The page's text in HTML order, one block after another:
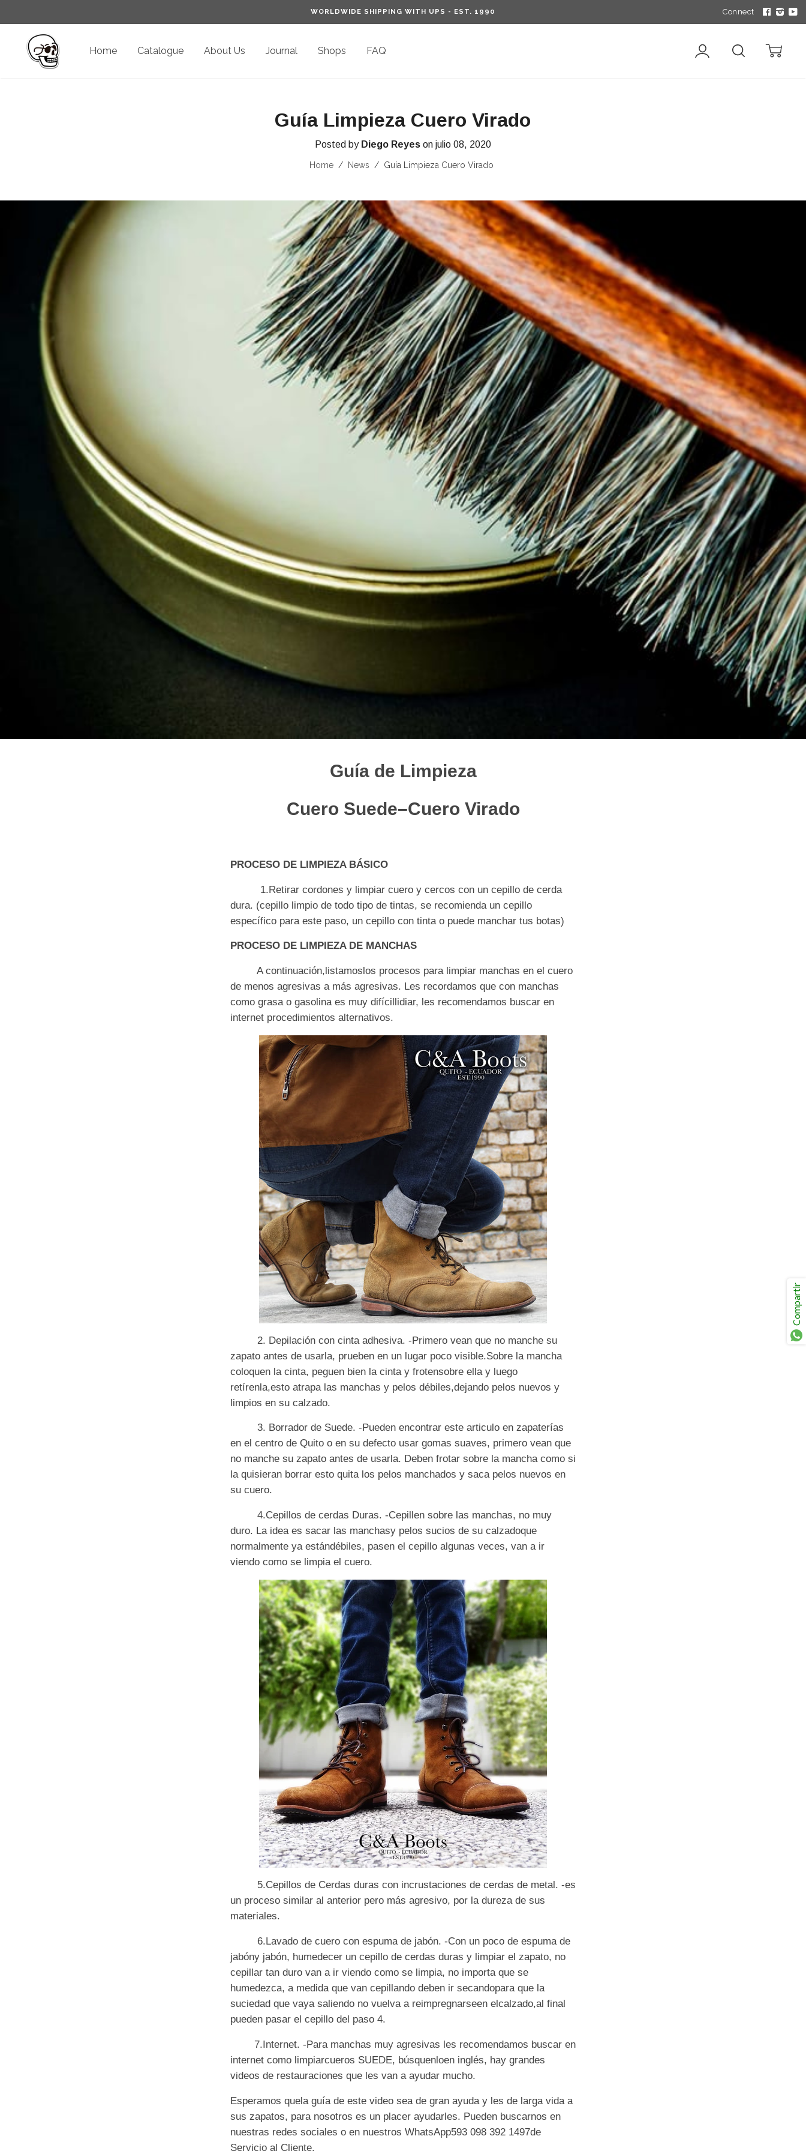
WORLDWIDE SHIPPING WITH UPS - EST. 1990 Connect
Home Catalogue About Us Journal Shops FAQ
Escribenos! en el Botón
de WhatsApp
Recibe cupones:
- Descuentos
- Tip y Reviews de Moda
- Cuidado del calzado
- Entradas de Eventos
- Regalos de la empresa
Subscribe
Guía Limpieza Cuero Virado
Posted by Diego Reyeson julio 08, 2020
Home / News / Guía Limpieza Cuero Virado
Guía de Limpieza
Cuero Suede–Cuero Virado
PROCESO DE LIMPIEZA BÁSICO
1.Retirar cordones y limpiar cuero y cercos con un cepillo de cerda
dura. (cepillo limpio de todo tipo de tintas, se recomienda un cepillo
específico para este paso, un cepillo con tinta o puede manchar tus botas)
PROCESO DE LIMPIEZA DE MANCHAS
A continuación,listamoslos procesos para limpiar manchas en el cuero
de menos agresivas a más agresivas. Les recordamos que con manchas
como grasa o gasolina es muy difícillidiar, les recomendamos buscar en
internet procedimientos alternativos.
2. Depilación con cinta adhesiva. -Primero vean que no manche su
zapato antes de usarla, prueben en un lugar poco visible.Sobre la mancha
coloquen la cinta, peguen bien la cinta y frotensobre ella y luego
retírenla,esto atrapa las manchas y pelos débiles,dejando pelos nuevos y
limpios en su calzado.
3. Borrador de Suede. -Pueden encontrar este articulo en zapaterías
en el centro de Quito o en su defecto usar gomas suaves, primero vean que
no manche su zapato antes de usarla. Deben frotar sobre la mancha como si
la quisieran borrar esto quita los pelos manchados y saca pelos nuevos en
su cuero.
4.Cepillos de cerdas Duras. -Cepillen sobre las manchas, no muy
duro. La idea es sacar las manchasy pelos sucios de su calzadoque
normalmente ya estándébiles, pasen el cepillo algunas veces, van a ir
viendo como se limpia el cuero.
5.Cepillos de Cerdas duras con incrustaciones de cerdas de metal. -es
un proceso similar al anterior pero más agresivo, por la dureza de sus
materiales.
6.Lavado de cuero con espuma de jabón. -Con un poco de espuma de
jabóny jabón, humedecer un cepillo de cerdas duras y limpiar el zapato, no
cepillar tan duro van a ir viendo como se limpia, no importa que se
humedezca, a medida que van cepillando deben ir secandopara que la
suciedad que vaya saliendo no vuelva a reimpregnarseen elcalzado,al final
pueden pasar el cepillo del paso 4.
7.Internet. -Para manchas muy agresivas les recomendamos buscar en
internet como limpiarcueros SUEDE, búsquenloen inglés, hay grandes
videos de restauraciones que les van a ayudar mucho.
Esperamos quela guía de este video sea de gran ayuda y les de larga vida a
sus zapatos, para nosotros es un placer ayudarles. Pueden buscarnos en
nuestras redes sociales o en nuestros WhatsApp593 098 392 1497de
Servicio al Cliente.
Compartir